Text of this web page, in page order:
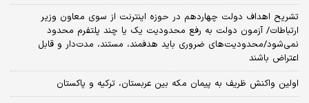
تشریح اهداف دولت چهاردهم در حوزه اینترنت از سوی معاون وزیر
ارتباطات/ آزمون دولت به رفع محدودیت یک یا چند پلتفرم محدود
نمی‌‎شود/محدودیت‌های ضروری باید هدفمند، مستند، مدت‌دار و قابل
اعتراض باشند
اولین واکنش ظریف به پیمان مکه بین عربستان، ترکیه و پاکستان